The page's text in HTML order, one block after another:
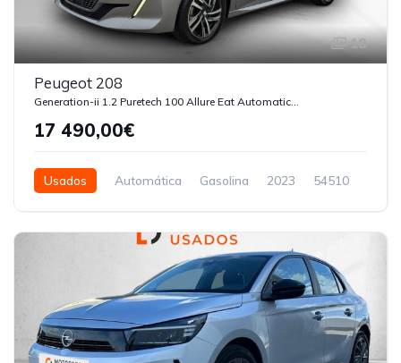
18
Peugeot 208
17 490,00€
Usados Automática Gasolina 2023
54510